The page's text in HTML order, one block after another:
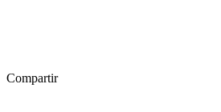
Compartir